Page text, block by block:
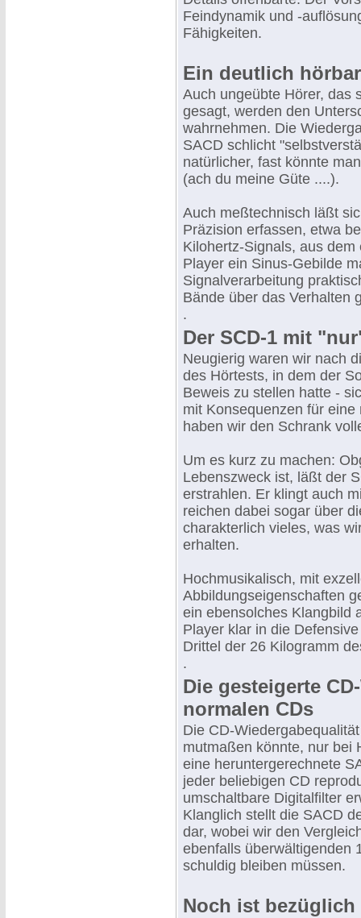
Feindynamik und -
Fähigkeiten.
Ein deutlich
Auch ungeübte Hörer, das
gesagt, werden den
wahrnehmen. Die
SACD schlicht
natürlicher, fast könnte
(ach du meine Güte ....).
Auch meßtechnisch läßt
Präzision erfassen, etwa
Kilohertz-Signals, aus
Player ein Sinus-Gebilde
Signalverarbeitung
Bände über das Verhalten
.
Der SCD-1 mit
Neugierig waren wir nach
des Hörtests, in dem der
Beweis zu stellen hatte -
mit Konsequenzen für
haben wir den Schrank
Um es kurz zu machen:
Lebenszweck ist, läßt der
erstrahlen. Er klingt auch
reichen dabei sogar über
charakterlich vieles, was
erhalten.
Hochmusikalisch, mit
Abbildungseigenschaften
ein ebensolches Klangbild
Player klar in die
Drittel der 26 Kilogramm
.
Die gesteigerte
normalen CDs
Die CD-
mutmaßen könnte, nur bei
eine heruntergerechnete
jeder beliebigen CD
umschaltbare Digitalfilter
Klanglich stellt die SACD
dar, wobei wir den
ebenfalls überwältigenden
schuldig bleiben müssen.
Noch ist bezüglich